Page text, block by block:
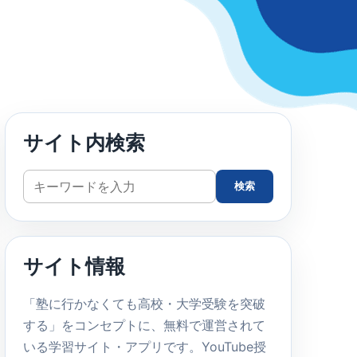
サイト内検索
サ
イ
ト
検
検索
サイト情報
「塾に行かなくても高校・大学受験を突破
する」をコンセプトに、無料で運営されて
いる学習サイト・アプリです。YouTube授